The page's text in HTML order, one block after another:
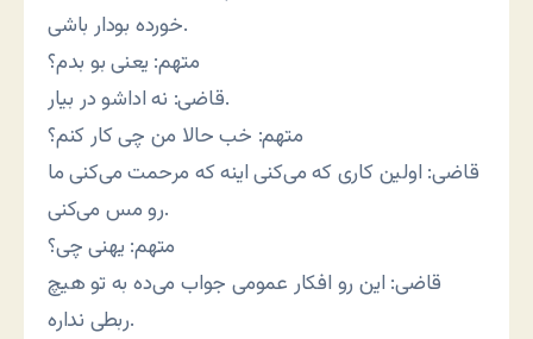
خورده بودار باشی.
متهم: یعنی بو بدم؟
قاضی: نه اداشو در بیار.
متهم: خب حالا من چی کار کنم؟
قاضی: اولین کاری که می‌کنی اینه که مرحمت می‌کنی ما
رو مس می‌کنی.
متهم: یهنی چی؟
قاضی: این رو افکار عمومی جواب می‌ده به تو هیچ
ربطی نداره.